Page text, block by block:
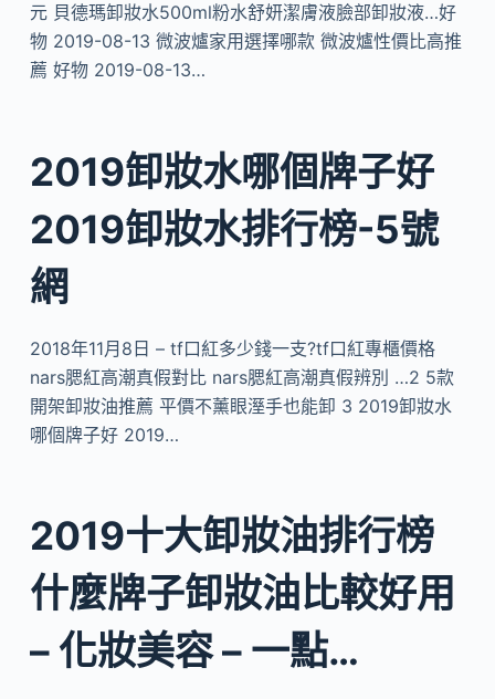
元 貝德瑪卸妝水500ml粉水舒妍潔膚液臉部卸妝液…好
物 2019-08-13 微波爐家用選擇哪款 微波爐性價比高推
薦 好物 2019-08-13…
2019卸妝水哪個牌子好
2019卸妝水排行榜-5號
網
2018年11月8日 – tf口紅多少錢一支?tf口紅專櫃價格
nars腮紅高潮真假對比 nars腮紅高潮真假辨別 …2 5款
開架卸妝油推薦 平價不薰眼溼手也能卸 3 2019卸妝水
哪個牌子好 2019…
2019十大卸妝油排行榜
什麼牌子卸妝油比較好用
– 化妝美容 – 一點…